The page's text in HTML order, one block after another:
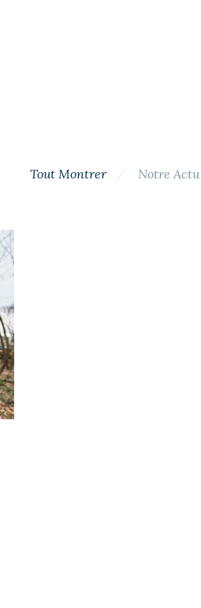
Tout Montrer Notre Actu